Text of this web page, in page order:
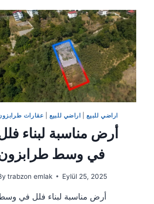
اراضي للبيع| اراضي للبيع| عقارات
أرض مناسبة لبناء
في وسط
trabzon emlak Eylül 25, 2025
أرض مناسبة لبناء فلل في